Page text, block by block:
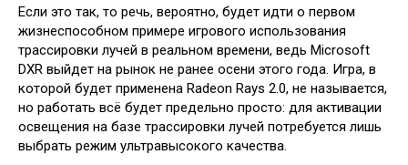
Если это так, то речь, вероятно, будет идти о первом
жизнеспособном примере игрового использования
трассировки лучей в реальном времени, ведь Microsoft
DXR выйдет на рынок не ранее осени этого года. Игра, в
которой будет применена Radeon Rays 2.0, не называется,
но работать всё будет предельно просто: для активации
освещения на базе трассировки лучей потребуется лишь
выбрать режим ультравысокого качества.